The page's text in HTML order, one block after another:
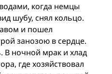
когда немцы
шубу, снял кольцо.
и пошел
занозою в сердце.
В ночной мрак и хлад
где хозяйствовал